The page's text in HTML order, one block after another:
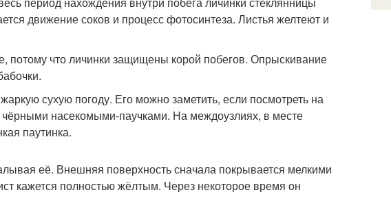
движение соков и процесс фотосинтеза. Листья желтеют и
потому что личинки защищены корой побегов. Опрыскивание
сухую погоду. Его можно заметить, если посмотреть на
насекомыми-паучками. На междоузлиях, в месте
паутинка.
её. Внешняя поверхность сначала покрывается мелкими
кажется полностью жёлтым. Через некоторое время он